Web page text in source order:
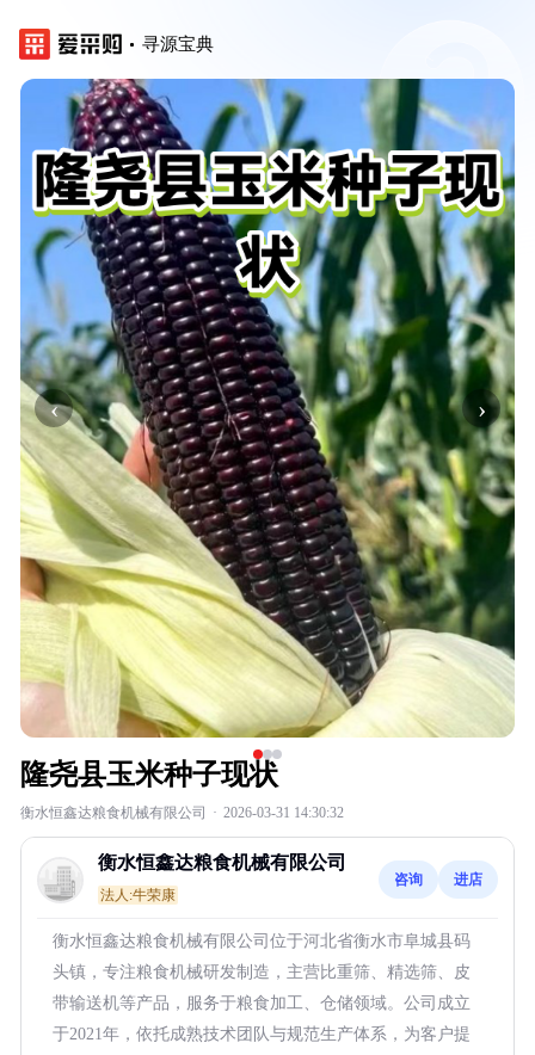
寻源宝典
‹ ›
隆尧县玉米种子现状
衡水恒鑫达粮食机械有限公司 · 2026-03-31 14:30:32
衡水恒鑫达粮食机械有限公司
法人:牛荣康
咨询 进店
衡水恒鑫达粮食机械有限公司位于河北省衡水市阜城县码
头镇，专注粮食机械研发制造，主营比重筛、精选筛、皮
带输送机等产品，服务于粮食加工、仓储领域。公司成立
于2021年，依托成熟技术团队与规范生产体系，为客户提